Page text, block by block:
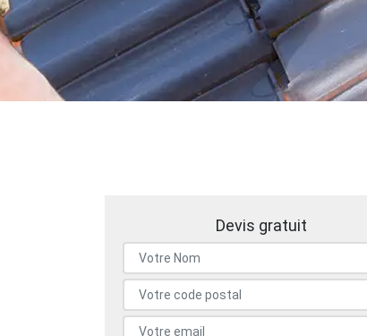
Devis gratuit